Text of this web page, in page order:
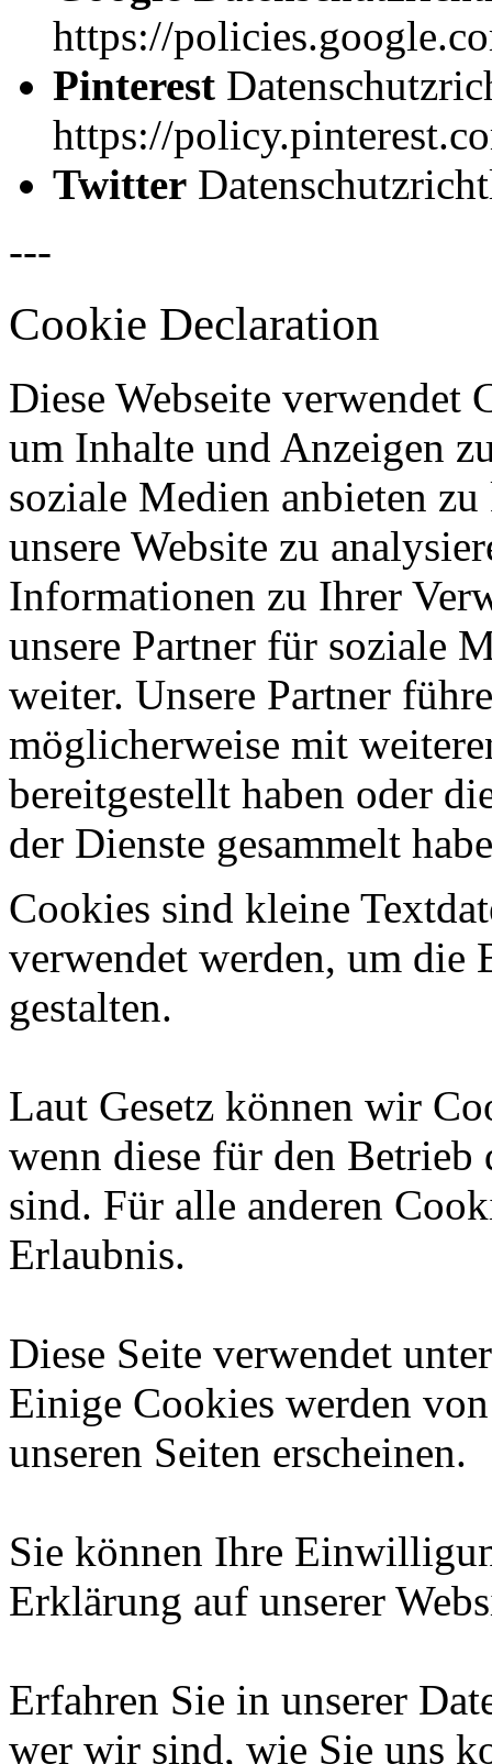
https://
Pinterest
https://
Twitter
---
Cookie Declaration
Diese Webseite verwendet
um Inhalte und Anzeigen
soziale Medien anbieten
unsere Website zu
Informationen zu Ihrer
unsere Partner für soziale
weiter. Unsere Partner
möglicherweise mit
bereitgestellt haben oder
der Dienste gesammelt
Cookies sind kleine
verwendet werden, um die
gestalten.
Laut Gesetz können wir
wenn diese für den
sind. Für alle anderen
Erlaubnis.
Diese Seite verwendet
Einige Cookies werden
unseren Seiten erscheinen.
Sie können Ihre
Erklärung auf unserer
Erfahren Sie in unserer
wer wir sind, wie Sie uns